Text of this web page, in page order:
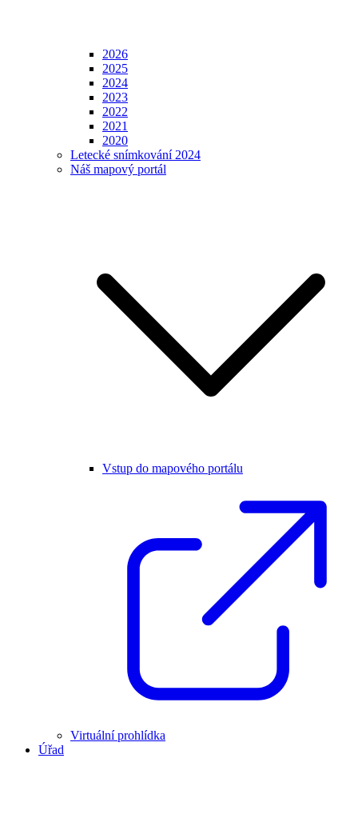
2026
2025
2024
2023
2022
2021
2020
Letecké snímkování 2024
Náš mapový portál
Vstup do mapového portálu
Virtuální prohlídka
Úřad